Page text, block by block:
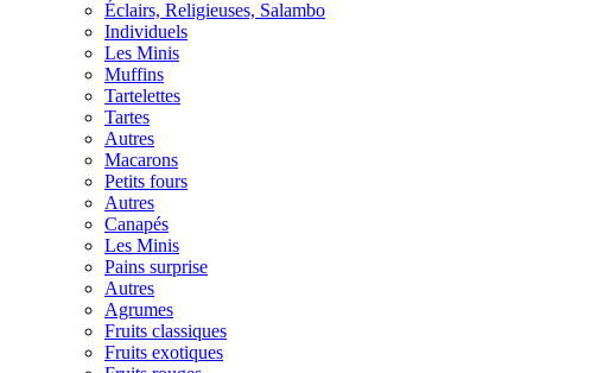
Éclairs, Religieuses, Salambo
Individuels
Les Minis
Muffins
Tartelettes
Tartes
Autres
Macarons
Petits fours
Autres
Canapés
Les Minis
Pains surprise
Autres
Agrumes
Fruits classiques
Fruits exotiques